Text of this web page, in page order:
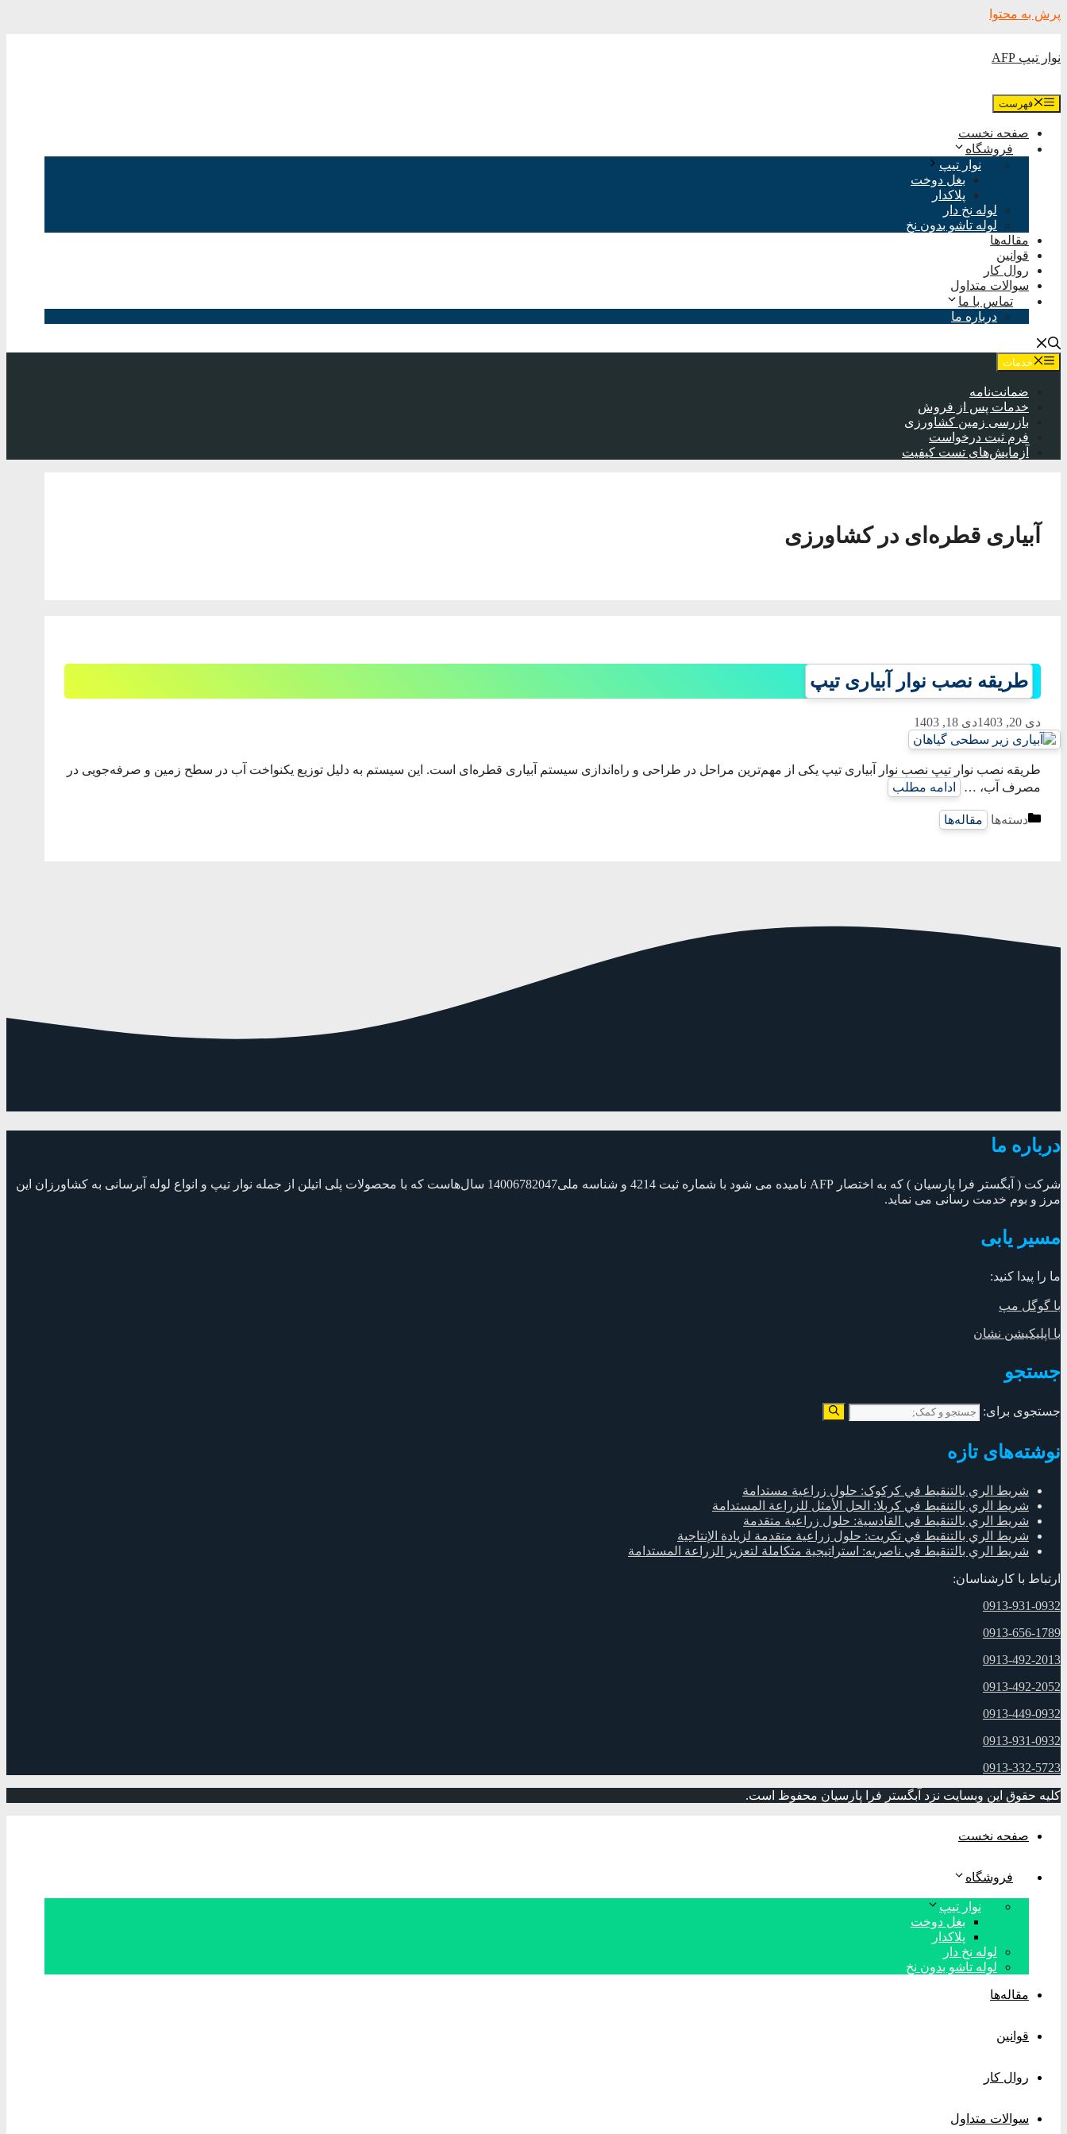
پرش به محتوا
نوار تیپ AFP
فهرست
صفحه نخست
فروشگاه
نوار تیپ
بغل دوخت
پلاکدار
لوله نخ دار
لوله تاشو بدون نخ
مقاله‌ها
قوانین
روال کار
سوالات متداول
تماس با ما
درباره ما
خدمات
ضمانت‌نامه
خدمات پس از فروش
بازرسی زمین کشاورزی
فرم ثبت درخواست
آزمایش‌های تست کیفیت
آبیاری قطره‌ای در کشاورزی
طریقه نصب نوار آبیاری تیپ
دی 20, 1403 دی 18, 1403
طریقه نصب نوار تیپ نصب نوار آبیاری تیپ یکی از مهم‌ترین مراحل در طراحی و راه‌اندازی سیستم آبیاری قطره‌ای است. این سیستم به دلیل توزیع یکنواخت آب در سطح زمین و صرفه‌جویی در
مصرف آب، …
ادامه مطلب
دسته‌ها مقاله‌ها
درباره ما
شرکت ( آبگستر فرا پارسیان ) که به اختصار AFP نامیده می شود با شماره ثبت 4214 و شناسه ملی14006782047 سال‌هاست که با محصولات پلی اتیلن از جمله نوار تیپ و انواع لوله آبرسانی به کشاورزان این
مرز و بوم خدمت رسانی می نماید.
مسیر یابی
ما را پیدا کنید:
با گوگل مپ
با اپلیکیشن نشان
جستجو
جستجوی برای:
نوشته‌های تازه
شريط الري بالتنقيط في کرکوک: حلول زراعية مستدامة
شريط الري بالتنقيط في كربلا: الحل الأمثل للزراعة المستدامة
شريط الري بالتنقيط في القادسية: حلول زراعية متقدمة
شريط الري بالتنقيط في تكريت: حلول زراعية متقدمة لزيادة الإنتاجية
شريط الري بالتنقيط في ناصریه: استراتيجية متكاملة لتعزيز الزراعة المستدامة
ارتباط با کارشناسان:
0913-931-0932
0913-656-1789
0913-492-2013
0913-492-2052
0913-449-0932
0913-931-0932
0913-332-5723
کلیه حقوق این وبسایت نزد آبگستر فرا پارسیان محفوظ است.
صفحه نخست
فروشگاه
نوار تیپ
بغل دوخت
پلاکدار
لوله نخ دار
لوله تاشو بدون نخ
مقاله‌ها
قوانین
روال کار
سوالات متداول